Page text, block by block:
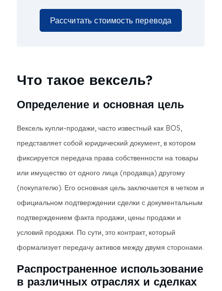
Рассчитать стоимость перевода
Что такое вексель?
Определение и основная цель
Вексель купли-продажи, часто известный как BOS,
представляет собой юридический документ, в котором
фиксируется передача права собственности на товары
или имущество от одного лица (продавца) другому
(покупателю). Его основная цель заключается в четком и
официальном подтверждении сделки с документальным
подтверждением факта продажи, цены продажи и
условий продажи. По сути, это контракт, который
формализует передачу активов между двумя сторонами.
Распространенное использование
в различных отраслях и сделках